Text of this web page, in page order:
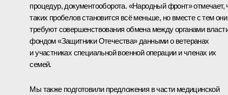
процедур, документооборота. «Народный фронт» отмечает,
таких пробелов становится всё меньше, но вместе с тем они
требуют совершенствования обмена между органами
фондом «Защитники Отечества» данными о ветеранах
и участниках специальной военной операции и членах их
семей.
Мы также подготовили предложения в части медицинской